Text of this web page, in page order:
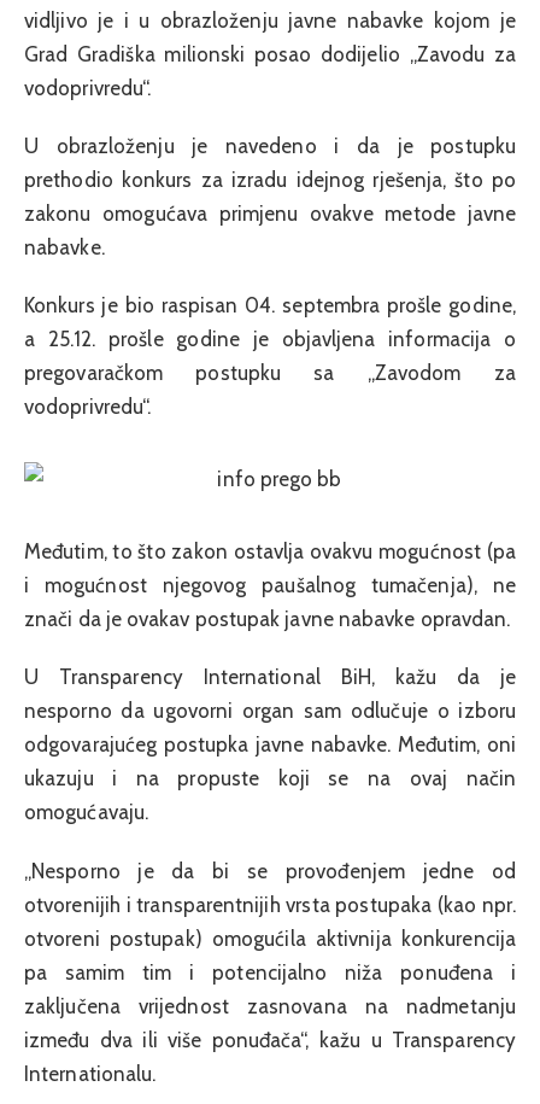
vidljivo je i u obrazloženju javne nabavke kojom je
Grad Gradiška milionski posao dodijelio „Zavodu za
vodoprivredu“.
U obrazloženju je navedeno i da je postupku
prethodio konkurs za izradu idejnog rješenja, što po
zakonu omogućava primjenu ovakve metode javne
nabavke.
Konkurs je bio raspisan 04. septembra prošle godine,
a 25.12. prošle godine je objavljena informacija o
pregovaračkom postupku sa „Zavodom za
vodoprivredu“.
Međutim, to što zakon ostavlja ovakvu mogućnost (pa
i mogućnost njegovog paušalnog tumačenja), ne
znači da je ovakav postupak javne nabavke opravdan.
U Transparency International BiH, kažu da je
nesporno da ugovorni organ sam odlučuje o izboru
odgovarajućeg postupka javne nabavke. Međutim, oni
ukazuju i na propuste koji se na ovaj način
omogućavaju.
„Nesporno je da bi se provođenjem jedne od
otvorenijih i transparentnijih vrsta postupaka (kao npr.
otvoreni postupak) omogućila aktivnija konkurencija
pa samim tim i potencijalno niža ponuđena i
zaključena vrijednost zasnovana na nadmetanju
između dva ili više ponuđača“, kažu u Transparency
Internationalu.